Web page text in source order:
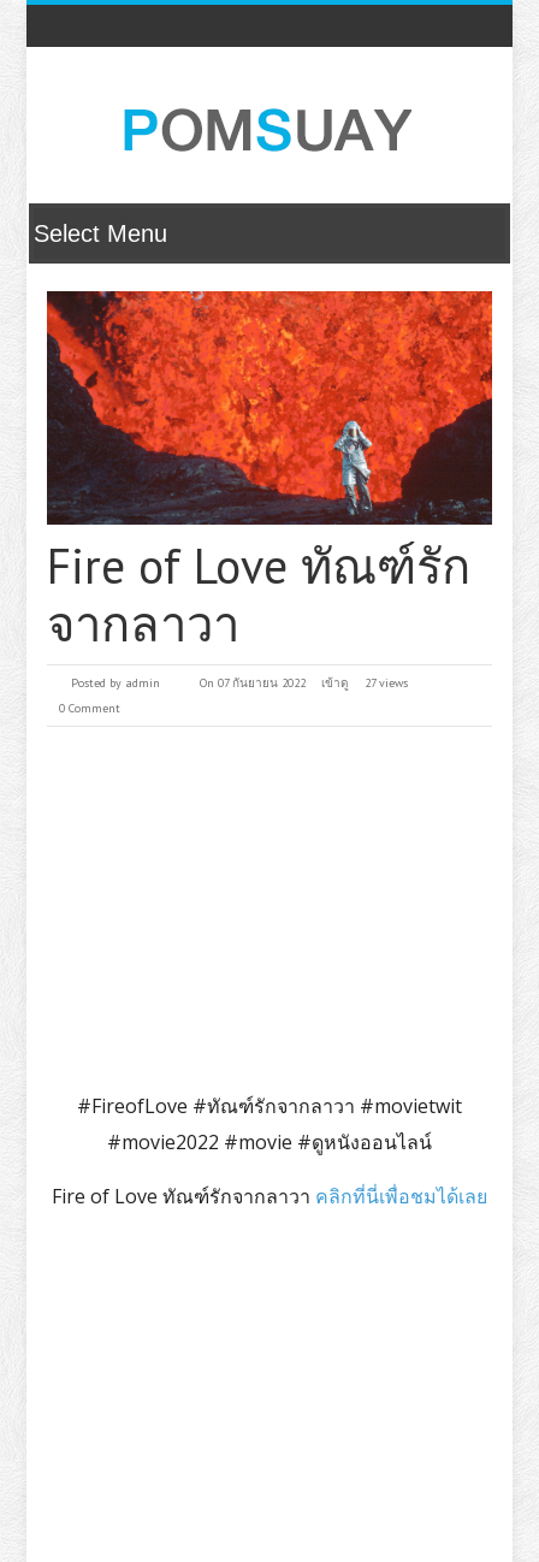
Fire of Love ทัณฑ์รัก
จากลาวา
Posted by admin On 07 กันยายน 2022 เข้าดู
27 views
0 Comment
#FireofLove #ทัณฑ์รักจากลาวา #movietwit
#movie2022 #movie #ดูหนังออนไลน์
Fire of Love ทัณฑ์รักจากลาวา คลิกที่นี่เพื่อชมได้เลย